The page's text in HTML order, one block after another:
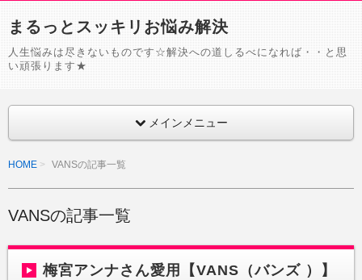
まるっとスッキリお悩み解決
人生悩みは尽きないものです☆解決への道しるべになれば・・と思
い頑張ります★
メインメニュー
HOME VANSの記事一覧
VANSの記事一覧
梅宮アンナさん愛用【VANS（バンズ ）】